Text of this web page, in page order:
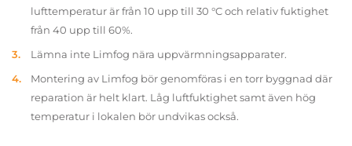
lufttemperatur är från 10 upp till 30 °C och relativ fuktighet
från 40 upp till 60%.
Lämna inte Limfog nära uppvärmningsapparater.
Montering av Limfog bör genomföras i en torr byggnad där
reparation är helt klart. Låg luftfuktighet samt även hög
temperatur i lokalen bör undvikas också.